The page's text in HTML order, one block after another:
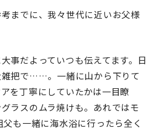
までに、我々世代に近いお父様
事だよっていつも伝えてます。日
雑把で……。一緒に山から下りて
を丁寧にしていたかは一目瞭
ラスのムラ焼けも。あれではモ
も一緒に海水浴に行ったら全く